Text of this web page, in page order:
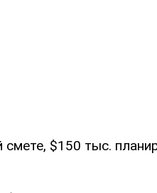
смете, $150 тыс.